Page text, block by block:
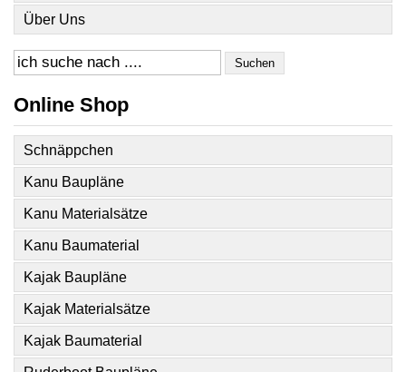
Über Uns
Suchen
Online Shop
Schnäppchen
Kanu Baupläne
Kanu Materialsätze
Kanu Baumaterial
Kajak Baupläne
Kajak Materialsätze
Kajak Baumaterial